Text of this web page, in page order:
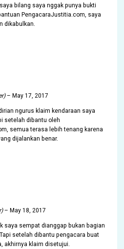
bilang saya nggak punya bukti
PengacaraJustitia.com, saya
dikabulkan.
– May 17, 2017
ngurus klaim kendaraan saya
setelah dibantu oleh
semua terasa lebih tenang karena
dijalankan benar.
– May 18, 2017
saya sempat dianggap bukan bagian
setelah dibantu pengacara buat
akhirnya klaim disetujui.